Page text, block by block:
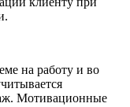
на работу и во
Мотивационные